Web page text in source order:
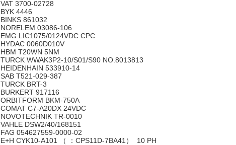
VAT 3700-02728
BYK 4446
BINKS 861032
NORELEM 03086-106
EMG LIC1075/0124VDC CPC
HYDAC 0060D010V
HBM T20WN 5NM
TURCK WWAK3P2-10/S01/S90 NO.8013813
HEIDENHAIN 533910-14
SAB T521-029-387
TURCK BRT-3
BURKERT 917116
ORBITFORM BKM-750A
COMAT C7-A20DX 24VDC
NOVOTECHNIK TR-0010
VAHLE DSW2/40/168151
FAG 054627559-0000-02
E+H CYK10-A101 （ ：CPS11D-7BA41） 10 PH